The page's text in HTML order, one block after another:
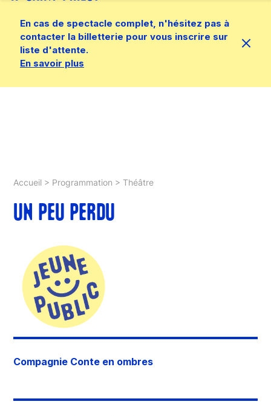
En cas de spectacle complet, n'hésitez pas à
contacter la billetterie pour vous inscrire sur
liste d'attente.
En savoir plus
Accueil > Programmation >Théâtre
UN PEU PERDU
Compagnie Conte en ombres